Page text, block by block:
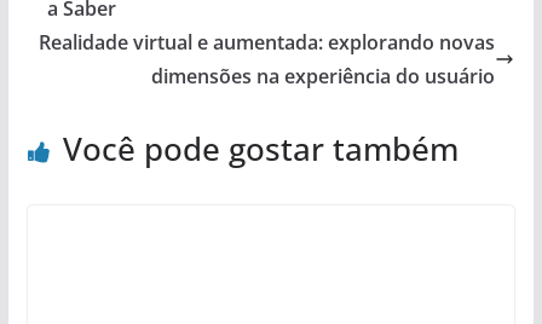
a Saber
Realidade virtual e aumentada: explorando novas
dimensões na experiência do usuário
Você pode gostar também